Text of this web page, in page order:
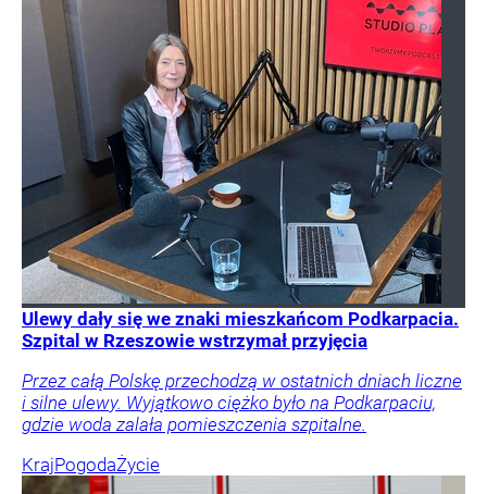
Ulewy dały się we znaki mieszkańcom Podkarpacia.
Szpital w Rzeszowie wstrzymał przyjęcia
Przez całą Polskę przechodzą w ostatnich dniach liczne
i silne ulewy. Wyjątkowo ciężko było na Podkarpaciu,
gdzie woda zalała pomieszczenia szpitalne.
KrajPogodaŻycie